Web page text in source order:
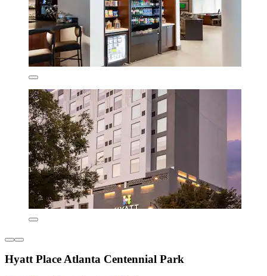
Hyatt Place Atlanta Centennial Park